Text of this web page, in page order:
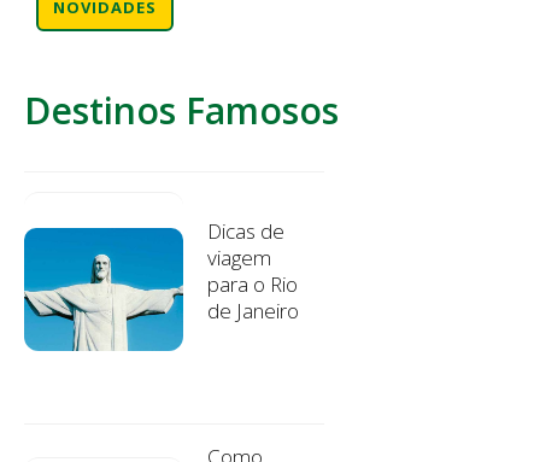
NOVIDADES
Destinos Famosos
Dicas de
viagem
para o Rio
de Janeiro